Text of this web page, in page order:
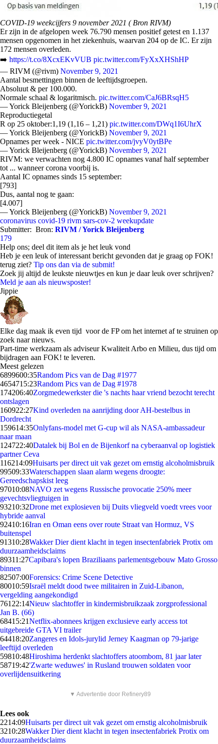
COVID-19 weekcijfers 9 november 2021 ( Bron RIVM)
Er zijn in de afgelopen week 76.790 mensen positief getest en 1.137
mensen opgenomen in het ziekenhuis, waarvan 204 op de IC. Er zijn
172 mensen overleden.
➡️ https://t.co/8XcxEKvVUB pic.twitter.com/FyXxXHShHP
— RIVM (@rivm) November 9, 2021
Aantal besmettingen binnen de leeftijdsgroepen.
Absoluut & per 100.000.
Normale schaal & logaritmisch. pic.twitter.com/CaJ6BRsqH5
— Yorick Bleijenberg (@YorickB) November 9, 2021
Reproductiegetal
R op 25 oktober:1,19 (1,16 – 1,21) pic.twitter.com/DWq1I6UhrX
— Yorick Bleijenberg (@YorickB) November 9, 2021
Opnames per week - NICE pic.twitter.com/jvyV0ytBPe
— Yorick Bleijenberg (@YorickB) November 9, 2021
RIVM: we verwachten nog 4.800 IC opnames vanaf half september
tot ... wanneer corona voorbij is.
Aantal IC opnames sinds 15 september:
[793]
Dus, aantal nog te gaan:
[4.007]
— Yorick Bleijenberg (@YorickB) November 9, 2021
coronavirus covid-19 rivm sars-cov-2 weekupdate
Submitter: Bron: RIVM / Yorick Bleijenberg
179
Help ons; deel dit item als je het leuk vond
Heb je een leuk of interessant bericht gevonden dat je graag op FOK!
terug ziet? Tip ons dan via de submit!
Zoek jij altijd de leukste nieuwtjes en kun je daar leuk over schrijven?
Meld je aan als nieuwsposter!
Jippie
Elke dag maak ik even tijd voor de FP om het internet af te struinen op
zoek naar nieuws.
Part-time werkzaam als adviseur Kwaliteit Arbo en Milieu, dus tijd om
bijdragen aan FOK! te leveren.
Meest gelezen
6899600:35Random Pics van de Dag #1977
4654715:23Random Pics van de Dag #1978
174206:40Zorgmedewerkster die 's nachts haar vriend bezocht terecht
ontslagen
160922:27Kind overleden na aanrijding door AH-bestelbus in
Dordrecht
159614:35Onlyfans-model met G-cup wil als NASA-ambassadeur
naar maan
124722:40Datalek bij Bol en de Bijenkorf na cyberaanval op logistiek
partner Ceva
116214:09Huisarts per direct uit vak gezet om ernstig alcoholmisbruik
99509:33Waterschappen slaan alarm wegens droogte:
Gereedschapskist leeg
97010:08NAVO zet wegens Russische provocatie 250% meer
gevechtsvliegtuigen in
93210:32Drone met explosieven bij Duits vliegveld voedt vrees voor
hybride aanval
92410:16Iran en Oman eens over route Straat van Hormuz, VS
buitenspel
91310:28Wakker Dier dient klacht in tegen insectenfabriek Protix om
duurzaamheidsclaims
89311:27Capibara's lopen Braziliaans parlementsgebouw Mato Grosso
binnen
82507:00Forensics: Crime Scene Detective
80010:59Israël meldt dood twee militairen in Zuid-Libanon,
vergelding aangekondigd
761 22:14Nieuw slachtoffer in kindermisbruikzaak zorgprofessional
Jan B. (66)
68415:21Netflix-abonnees krijgen exclusieve early access tot
uitgebreide GTA VI trailer
64418:20Zangeres en Idols-jurylid Jerney Kaagman op 79-jarige
leeftijd overleden
59810:48Hiroshima herdenkt slachtoffers atoombom, 81 jaar later
58719:42'Zwarte weduwes' in Rusland trouwen soldaten voor
overlijdensuitkering
▼ Advertentie door Refinery89
Lees ook
2214:09Huisarts per direct uit vak gezet om ernstig alcoholmisbruik
3210:28Wakker Dier dient klacht in tegen insectenfabriek Protix om
duurzaamheidsclaims